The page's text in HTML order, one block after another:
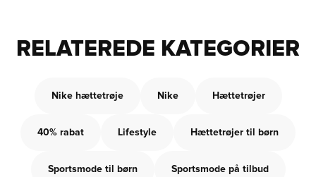
RELATEREDE KATEGORIER
Nike hættetrøje Nike Hættetrøjer
40% rabat Lifestyle Hættetrøjer til børn
Sportsmode til børn Sportsmode på tilbud